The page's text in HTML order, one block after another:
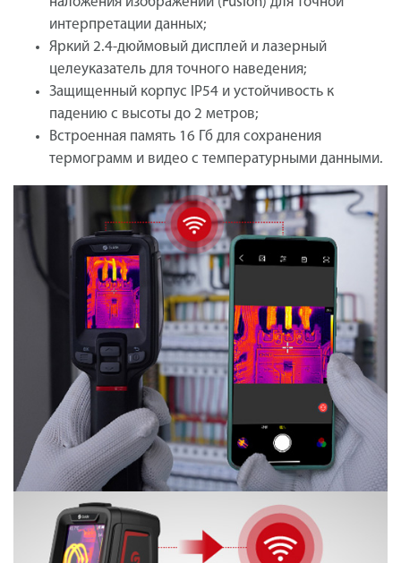
интерпретации данных;
Яркий 2.4-дюймовый дисплей и лазерный
целеуказатель для точного наведения;
Защищенный корпус IP54 и устойчивость к
падению с высоты до 2 метров;
Встроенная память 16 Гб для сохранения
термограмм и видео с температурными данными.